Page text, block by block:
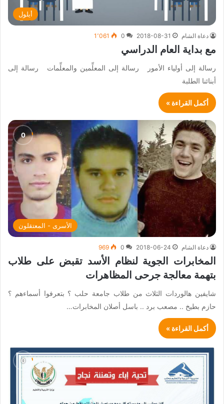
أيلول
دعاة الشام 2018-08-31
0 1٬061
مع بداية العام الدراسي
رسالة إلى أولياء الأمور رسالة إلى المعلِّمين والمعلِّمات رسالة إلى
أبنائنا الطلبة
أكمل القراءة »
الأسرى - المعتقلون
دعاة الشام 2018-06-24
0
969
المخابرات الجوية لنظام الأسد تقبض على طلاب
بتهمة معالجة جرحى المظاهرات
شايفين هالوردات الثلاث من طلاب جامعة حلب ؟ بتعرفوا أسماءهم ؟
حازم بطيخ .. مصعب برد .. باسل أصلان المخابرات…
أكمل القراءة »